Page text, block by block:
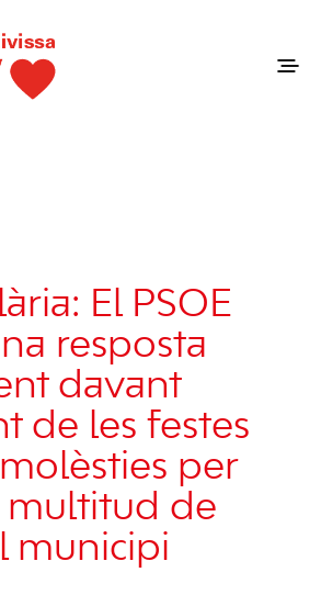
El PSOE
resposta
davant
de les festes
molèsties per
multitud de
municipi